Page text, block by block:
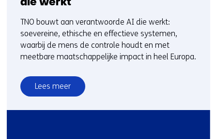
die werkt
TNO bouwt aan verantwoorde AI die werkt:
soevereine, ethische en effectieve systemen,
waarbij de mens de controle houdt en met
meetbare maatschappelijke impact in heel Europa.
Lees meer
over
TNO’s